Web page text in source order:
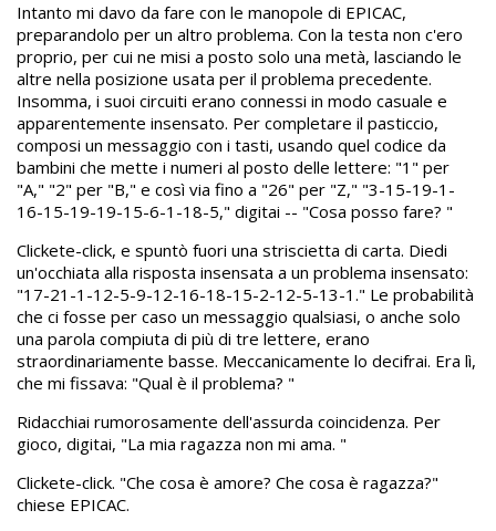
Intanto mi davo da fare con le manopole di EPICAC,
preparandolo per un altro problema. Con la testa non c'ero
proprio, per cui ne misi a posto solo una metà, lasciando le
altre nella posizione usata per il problema precedente.
Insomma, i suoi circuiti erano connessi in modo casuale e
apparentemente insensato. Per completare il pasticcio,
composi un messaggio con i tasti, usando quel codice da
bambini che mette i numeri al posto delle lettere: "1" per
"A," "2" per "B," e così via fino a "26" per "Z," "3-15-19-1-
16-15-19-19-15-6-1-18-5," digitai -- "Cosa posso fare? "
Clickete-click, e spuntò fuori una striscietta di carta. Diedi
un'occhiata alla risposta insensata a un problema insensato:
"17-21-1-12-5-9-12-16-18-15-2-12-5-13-1." Le probabilità
che ci fosse per caso un messaggio qualsiasi, o anche solo
una parola compiuta di più di tre lettere, erano
straordinariamente basse. Meccanicamente lo decifrai. Era lì,
che mi fissava: "Qual è il problema? "
Ridacchiai rumorosamente dell'assurda coincidenza. Per
gioco, digitai, "La mia ragazza non mi ama. "
Clickete-click. "Che cosa è amore? Che cosa è ragazza?"
chiese EPICAC.